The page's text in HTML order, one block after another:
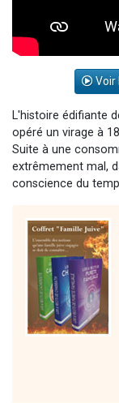
Voir
L'histoire édifiante
opéré un virage à
Suite à une
extrêmement mal,
conscience du